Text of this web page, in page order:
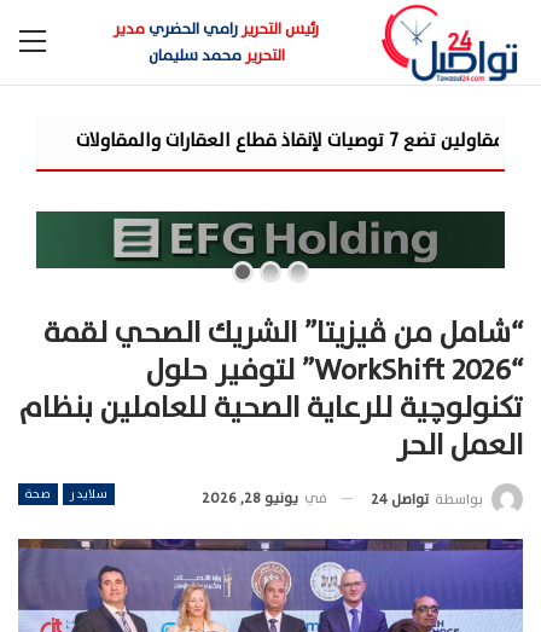
رئيس التحريررامي الحضريمدير
التحريرمحمد سليمان
«مرصد الذهب»: أسعار الذهب ترتفع 8% بالأسواق العالمية
“شامل من ڤيزيتا” الشريك الصحي لقمة
“WorkShift 2026” لتوفير حلول
تكنولوچية للرعاية الصحية للعاملين بنظام
العمل الحر
سلايدر صحة بواسطة تواصل 24 في يونيو 28, 2026